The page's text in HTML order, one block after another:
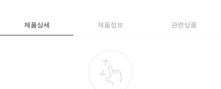
제품상세 제품정보 관련상품